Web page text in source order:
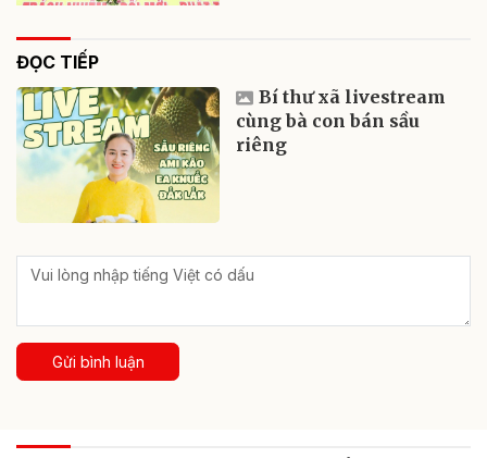
ĐỌC TIẾP
Bí thư xã livestream
cùng bà con bán sầu
riêng
Gửi bình luận